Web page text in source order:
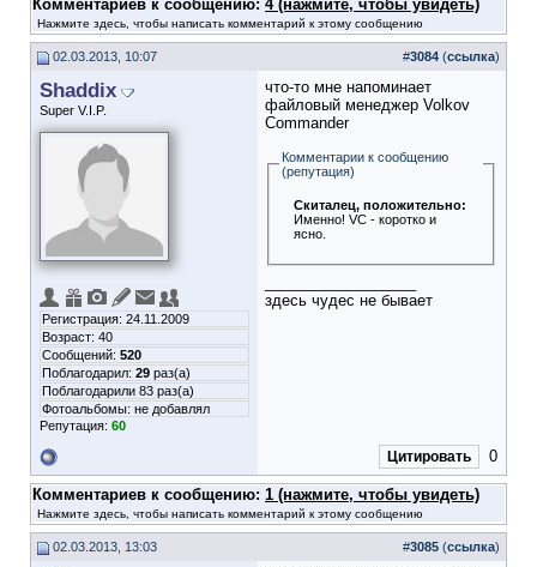
Комментариев к сообщению: 4 (нажмите, чтобы увидеть)
Нажмите здесь, чтобы написать комментарий к этому сообщению
02.03.2013, 10:07 #3084 (ссылка)
Shaddix
Super V.I.P.
Регистрация: 24.11.2009
Возраст: 40
Сообщений: 520
Поблагодарил: 29 раз(а)
Поблагодарили 83 раз(а)
Фотоальбомы: не добавлял
Репутация: 60
что-то мне напоминает
файловый менеджер Volkov
Commander
Комментарии к сообщению
(репутация)
Скиталец, положительно:
Именно! VC - коротко и
ясно.
здесь чудес не бывает
Цитировать 0
Комментариев к сообщению: 1 (нажмите, чтобы увидеть)
Нажмите здесь, чтобы написать комментарий к этому сообщению
02.03.2013, 13:03 #3085 (ссылка)